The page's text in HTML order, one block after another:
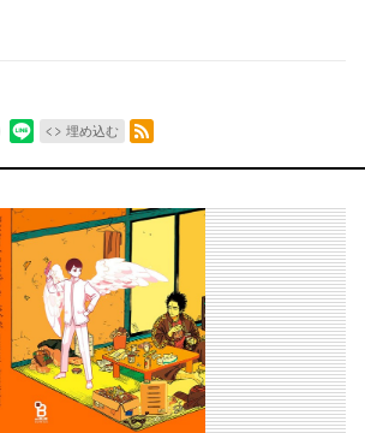
埋め込む
RSSフィード